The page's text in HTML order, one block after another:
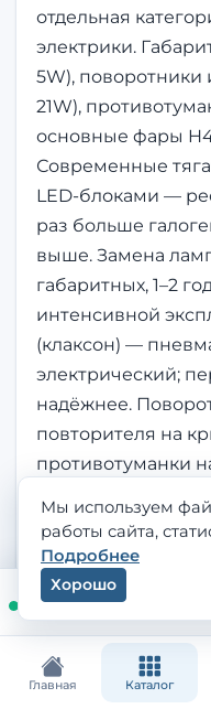
отдельная
электрики.
5W), поворотники
21W),
основные фары
Современные
LED-блоками —
раз больше
выше. Замена
габаритных, 1–2
интенсивной
(клаксон) —
электрический;
надёжнее.
повторителя на
противотуманки
требуют замены
современных
контроль
На связи · перезвоним за
Мы используем
работы сайта,
Подробнее
Хорошо
Главная Каталог